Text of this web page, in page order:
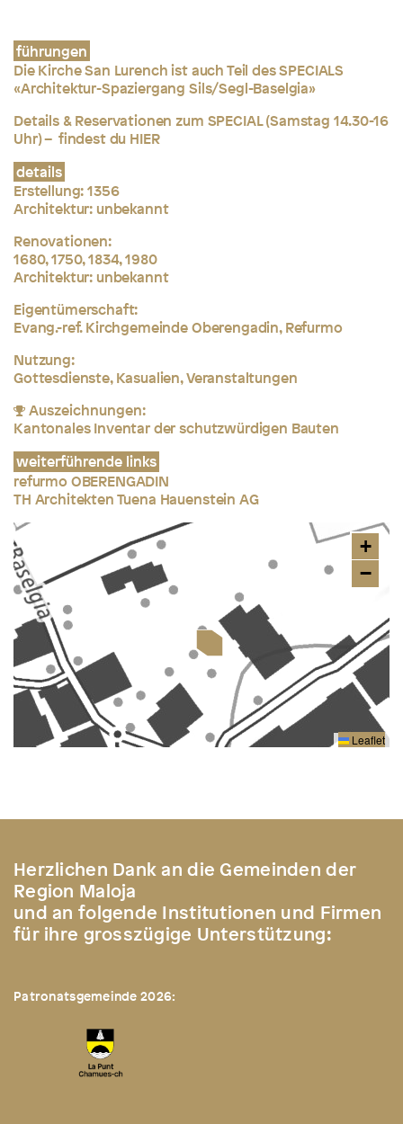
führungen
Die Kirche San Lurench ist auch Teil des SPECIALS
«Architektur-Spaziergang Sils/Segl-Baselgia»
Details & Reservationen zum SPECIAL (Samstag 14.30-16
Uhr) – findest du HIER
details
Erstellung: 1356
Architektur: unbekannt
Renovationen:
1680, 1750, 1834, 1980
Architektur: unbekannt
Eigentümerschaft:
Evang.-ref. Kirchgemeinde Oberengadin, Refurmo
Nutzung:
Gottesdienste, Kasualien, Veranstaltungen
Auszeichnungen:
Kantonales Inventar der schutzwürdigen Bauten
weiterführende links
refurmo OBERENGADIN
TH Architekten Tuena Hauenstein AG
+
−
Leaflet
Herzlichen Dank an die Gemeinden der
Region Maloja
und an folgende Institutionen und Firmen
für ihre grosszügige Unterstützung:
Patronatsgemeinde 2026: